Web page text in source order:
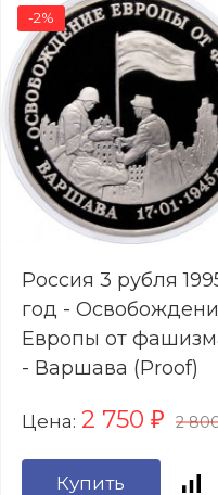
-2%
Россия 3 рубля
год -
Европы от
- Варшава (Proof)
Цена: 2 750 ₽ 2
Купить